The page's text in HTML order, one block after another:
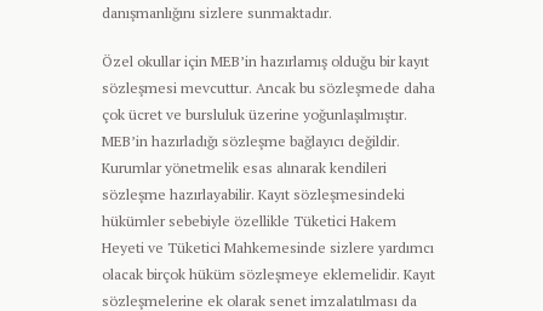
danışmanlığını sizlere sunmaktadır.
Özel okullar için MEB’in hazırlamış olduğu bir kayıt
sözleşmesi mevcuttur. Ancak bu sözleşmede daha
çok ücret ve bursluluk üzerine yoğunlaşılmıştır.
MEB’in hazırladığı sözleşme bağlayıcı değildir.
Kurumlar yönetmelik esas alınarak kendileri
sözleşme hazırlayabilir. Kayıt sözleşmesindeki
hükümler sebebiyle özellikle Tüketici Hakem
Heyeti ve Tüketici Mahkemesinde sizlere yardımcı
olacak birçok hüküm sözleşmeye eklemelidir. Kayıt
sözleşmelerine ek olarak senet imzalatılması da